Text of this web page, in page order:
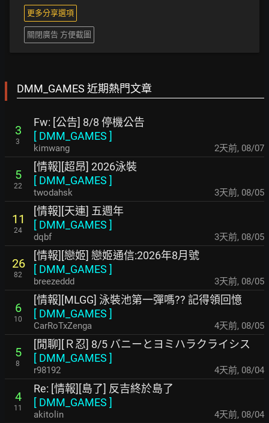
更多分享選項
關閉廣告 方便截圖
DMM_GAMES 近期熱門文章
3
3
Fw: [公告] 8/8 停機公告
[ DMM_GAMES ]
kimwang 2天前, 08/07
5
22
[情報][超昂] 2026泳裝
[ DMM_GAMES ]
twodahsk 3天前, 08/05
11
24
[情報][天連] 五週年
[ DMM_GAMES ]
dqbf 3天前, 08/05
26
82
[情報][戀姬] 戀姬通信:2026年8月號
[ DMM_GAMES ]
breezeddd 3天前, 08/05
6
10
[情報][MLGG] 泳裝池第一彈嗎?? 記得領回憶
[ DMM_GAMES ]
CarRoTxZenga 4天前, 08/05
5
8
[閒聊][Ｒ忍] 8/5 バニーとヨミハラクライシス
[ DMM_GAMES ]
r98192 4天前, 08/04
4
11
Re: [情報][島了] 反吉終於島了
[ DMM_GAMES ]
akitolin 4天前, 08/04